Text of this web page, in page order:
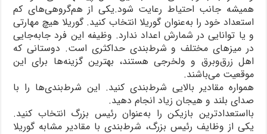
همیشه جانب احتیاط رعایت شود.یکی از هم‌گروهی‌های کم
استعداد خود را به‌عنوان گوریلا انتخاب کنید. گوریلا هیچ مهارتی
و یا توانایی در شمارش اعداد ندارد. وظیفه این فرد جابه‌جایی
در میزهای مختلف و شرط‌بندی حداکثری است. دوستانی که
اهل زرق‌وبرق و ولخرجی هستند، بهترین گزینه‌ها برای این
موقعیت می‌باشند.
همواره مقادیر بالایی شرط‌بندی کنید. این شرط‌بندی‌ها را با
صدای بلند و هیجان زیاد انجام دهید.
بااستعدادترین بازیکن را به‌عنوان رئیس بزرگ انتخاب کنید.
یکی از وظایف رئیس بزرگ، شرط‌بندی با مقادیر مشابه گوریلا